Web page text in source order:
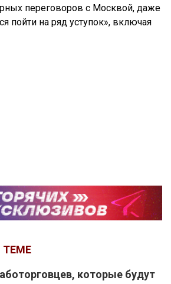
переговоров с Москвой, даже
пойти на ряд уступок», включая
которые будут